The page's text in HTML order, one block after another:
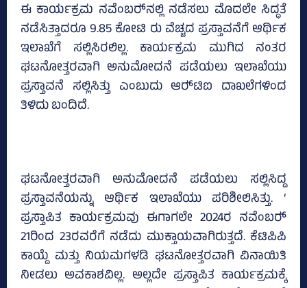
ಈ ಕಾರ್ಯಕ್ರಮ ನವೆಂಬರ್‍‌ನಲ್ಲಿ ನಡೆಸಲು ಮೊದಲೇ ಸಿದ್ಧತೆ
ನಡೆಸಿತ್ತಾದರೂ 9.85 ಕೋಟಿ ರು ವೆಚ್ಚದ ಪ್ರಸ್ತಾವನೆಗೆ ಆರ್ಥಿಕ
ಇಲಾಖೆಗೆ ಸಲ್ಲಿಸಿರಲಿಲ್ಲ. ಕಾರ್ಯಕ್ರಮ ಮುಗಿದ ನಂತರ
ಘಟನೋತ್ತರವಾಗಿ ಅನುಮೋದನೆ ಪಡೆಯಲು ಇಲಾಖೆಯು
ಪ್ರಸ್ತಾವನೆ ಸಲ್ಲಿಸಿತ್ತು ಎಂಬುದು ಆರ್‍‌ಟಿಐ ದಾಖಲೆಗಳಿಂದ
ತಿಳಿದು ಬಂದಿದೆ.
ಘಟನೋತ್ತರವಾಗಿ ಅನುಮೋದನೆ ಪಡೆಯಲು ಸಲ್ಲಿಸಿದ್ದ
ಪ್ರಸ್ತಾವನೆಯನ್ನು ಆರ್ಥಿಕ ಇಲಾಖೆಯು ಪರಿಶೀಲಿಸಿತ್ತು. ‘
ಪ್ರಸ್ತಾಪಿತ ಕಾರ್ಯಕ್ರಮವು ಈಗಾಗಲೇ 2024ರ ನವೆಂಬರ್‍‌
21ರಿಂದ 23ರವರೆಗೆ ನಡೆದು ಮುಕ್ತಾಯವಾಗಿರುತ್ತದೆ. ಕೆಟಿಪಿಪಿ
ಕಾಯ್ದೆ ಮತ್ತು ನಿಯಮಗಳಡಿ ಘಟನೋತ್ತರವಾಗಿ ವಿನಾಯಿತಿ
ನೀಡಲು ಅವಕಾಶವಿಲ್ಲ. ಅಲ್ಲದೇ ಪ್ರಸ್ತಾಪಿತ ಕಾರ್ಯಕ್ರಮಕ್ಕೆ